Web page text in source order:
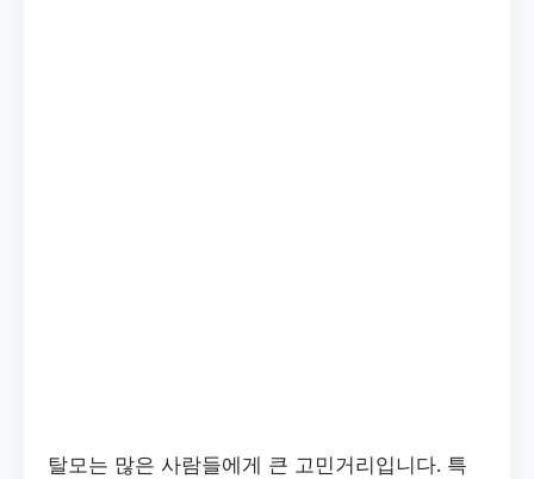
탈모는 많은 사람들에게 큰 고민거리입니다. 특